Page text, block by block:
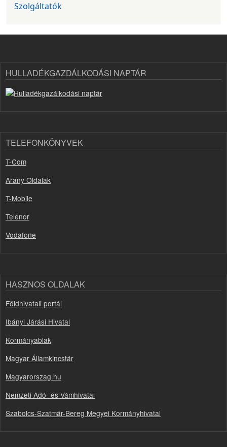
Szolgáltatók
HULLADÉKGAZDÁLKODÁSI NAPTÁR
TELEFONKÖNYVEK
T-Com
Arany Oldalak
T-Mobile
Telenor
Vodafone
HASZNOS OLDALAK
Földhivatali portál
Ibányi Járási Hivatal
Kormányablak
Magyar Államkincstár
Magyarorszag.hu
Nemzeti Adó- és Vámhivatal
Szabolcs-Szatmár-Bereg Megyei Kormányhivatal